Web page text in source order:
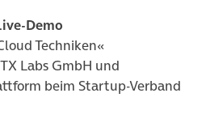
Demo
Techniken«
Labs GmbH und
beim Startup-Verband